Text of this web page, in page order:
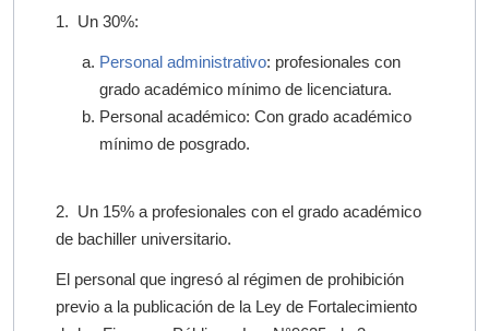
1. Un 30%:
Personal administrativo: profesionales con
grado académico mínimo de licenciatura.
Personal académico: Con grado académico
mínimo de posgrado.
2. Un 15% a profesionales con el grado académico
de bachiller universitario.
El personal que ingresó al régimen de prohibición
previo a la publicación de la Ley de Fortalecimiento